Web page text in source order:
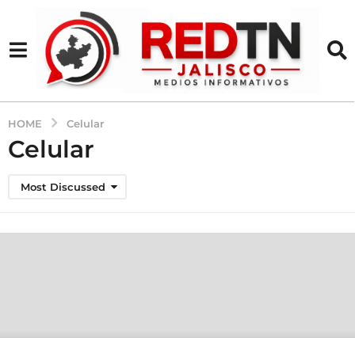
HOME Celular
Celular
Most Discussed